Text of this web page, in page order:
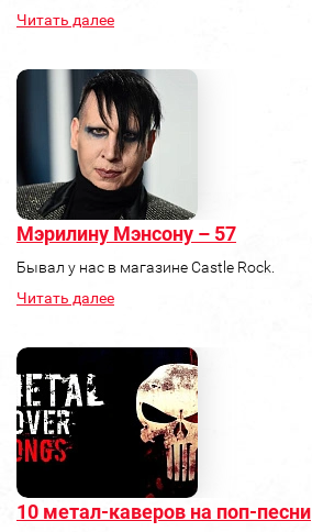
Читать далее
Мэрилину Мэнсону – 57
Бывал у нас в магазине Castle Rock.
Читать далее
10 метал-каверов на поп-песни